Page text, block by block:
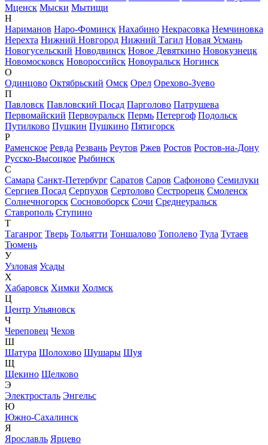
Мценск Мыски Мытищи
Н
Нариманов Наро-Фоминск Нахабино Некрасовка Немчиновка
Нерехта Нижний Новгород Нижний Тагил Новая Усмань
Новогусельский Новодвинск Новое Девяткино Новокузнецк
Новомосковск Новороссийск Новоуральск Ногинск
О
Одинцово Октябрьский Омск Орел Орехово-Зуево
П
Павловск Павловский Посад Парголово Патрушева
Первомайский Первоуральск Пермь Петергоф Подольск
Путилково Пушкин Пушкино Пятигорск
Р
Раменское Ревда Резвань Реутов Ржев Ростов Ростов-на-Дону
Русско-Высоцкое Рыбинск
С
Самара Санкт-Петербург Саратов Саров Сафоново Семилуки
Сергиев Посад Серпухов Сертолово Сестрорецк Смоленск
Солнечногорск Сосновоборск Сочи Среднеуральск
Ставрополь Ступино
Т
Таганрог Тверь Тольятти Тоншалово Тополево Тула Тутаев
Тюмень
У
Узловая Усады
Х
Хабаровск Химки Холмск
Ц
Центр Ульяновск
Ч
Череповец Чехов
Ш
Шатура Шолохово Шушары Шуя
Щ
Щекино Щелково
Э
Электросталь Энгельс
Ю
Южно-Сахалинск
Я
Ярославль Ярцево